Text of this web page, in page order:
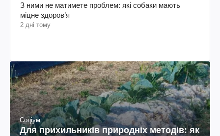
З ними не матимете проблем: які собаки мають
міцне здоров’я
2 дні тому
Соціум
Для прихильників природніх методів: як